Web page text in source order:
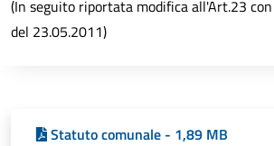
(In seguito riportata modifica all'Art.23
del 23.05.2011)
Statuto comunale - 1,89 MB